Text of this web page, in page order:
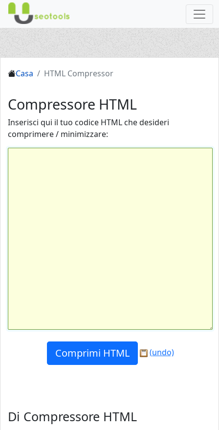
Casa HTML Compressor
Compressore HTML
Inserisci qui il tuo codice HTML che desideri
comprimere / minimizzare:
(undo)
Di Compressore HTML